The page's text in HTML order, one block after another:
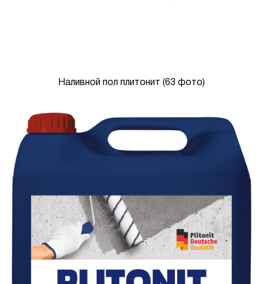
Наливной пол плитонит (63 фото)